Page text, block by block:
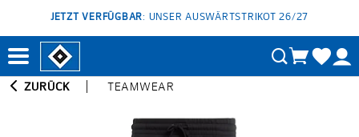
JETZT VERFÜGBAR: UNSER AUSWÄRTSTRIKOT 26/27
ZURÜCK TEAMWEAR